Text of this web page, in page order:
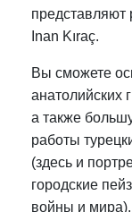
представляют
Inan Kıraç.
Вы сможете
анатолийских
а также
работы
(здесь и
городские
войны и